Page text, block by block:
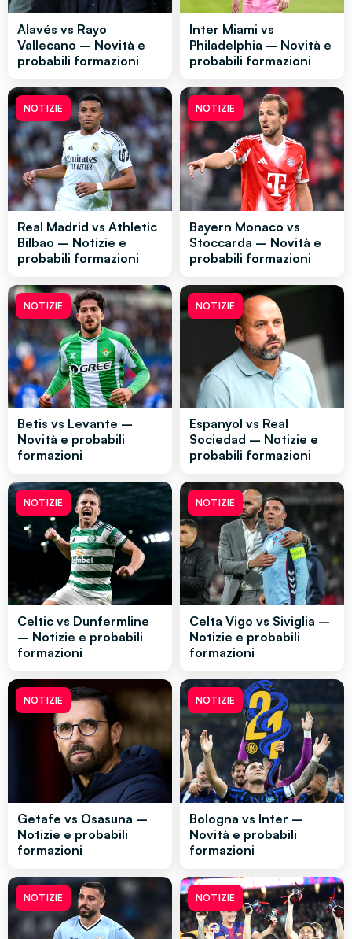
Alavés vs Rayo
Vallecano – Novità e
probabili formazioni
Inter Miami vs
Philadelphia – Novità e
probabili formazioni
NOTIZIE
Real Madrid vs Athletic
Bilbao – Notizie e
probabili formazioni
NOTIZIE
Bayern Monaco vs
Stoccarda – Novità e
probabili formazioni
NOTIZIE
Betis vs Levante –
Novità e probabili
formazioni
NOTIZIE
Espanyol vs Real
Sociedad – Notizie e
probabili formazioni
NOTIZIE
Celtic vs Dunfermline
– Notizie e probabili
formazioni
NOTIZIE
Celta Vigo vs Siviglia –
Notizie e probabili
formazioni
NOTIZIE
Getafe vs Osasuna –
Notizie e probabili
formazioni
NOTIZIE
Bologna vs Inter –
Novità e probabili
formazioni
NOTIZIE NOTIZIE